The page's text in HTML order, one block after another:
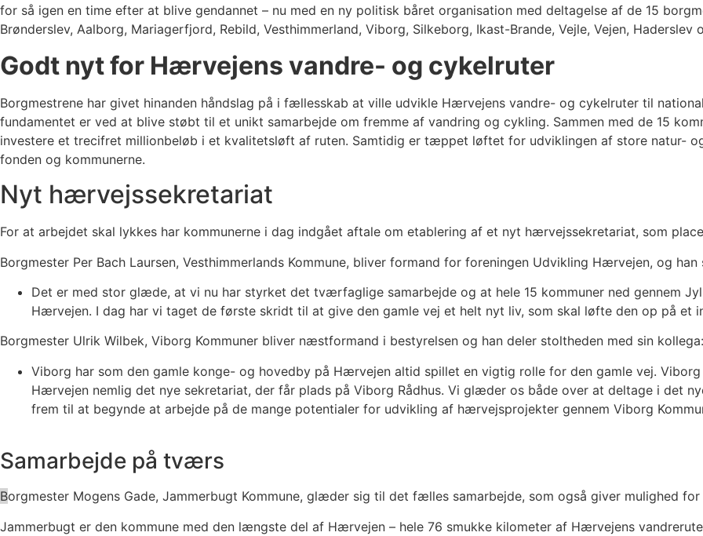
for så igen en time efter at blive gendannet – nu med en ny politisk båret organisation med deltagelse af de 15
Brønderslev, Aalborg, Mariagerfjord, Rebild, Vesthimmerland, Viborg, Silkeborg, Ikast-Brande, Vejle, Vejen, Haderslev
Godt nyt for Hærvejens vandre- og cykelruter
Borgmestrene har givet hinanden håndslag på i fællesskab at ville udvikle Hærvejens vandre- og cykelruter til
fundamentet er ved at blive støbt til et unikt samarbejde om fremme af vandring og cykling. Sammen med de 15
investere et trecifret millionbeløb i et kvalitetsløft af ruten. Samtidig er tæppet løftet for udviklingen af store natur-
fonden og kommunerne.
Nyt hærvejssekretariat
For at arbejdet skal lykkes har kommunerne i dag indgået aftale om etablering af et nyt hærvejssekretariat, som
Borgmester Per Bach Laursen, Vesthimmerlands Kommune, bliver formand for foreningen Udvikling Hærvejen, og
Det er med stor glæde, at vi nu har styrket det tværfaglige samarbejde og at hele 15 kommuner ned gennem
Hærvejen. I dag har vi taget de første skridt til at give den gamle vej et helt nyt liv, som skal løfte den op på et
Borgmester Ulrik Wilbek, Viborg Kommuner bliver næstformand i bestyrelsen og han deler stoltheden med sin kollega:
Viborg har som den gamle konge- og hovedby på Hærvejen altid spillet en vigtig rolle for den gamle vej.
Hærvejen nemlig det nye sekretariat, der får plads på Viborg Rådhus. Vi glæder os både over at deltage i det
frem til at begynde at arbejde på de mange potentialer for udvikling af hærvejsprojekter gennem Viborg
Samarbejde på tværs
Borgmester Mogens Gade, Jammerbugt Kommune, glæder sig til det fælles samarbejde, som også giver mulighed
Jammerbugt er den kommune med den længste del af Hærvejen – hele 76 smukke kilometer af Hærvejens